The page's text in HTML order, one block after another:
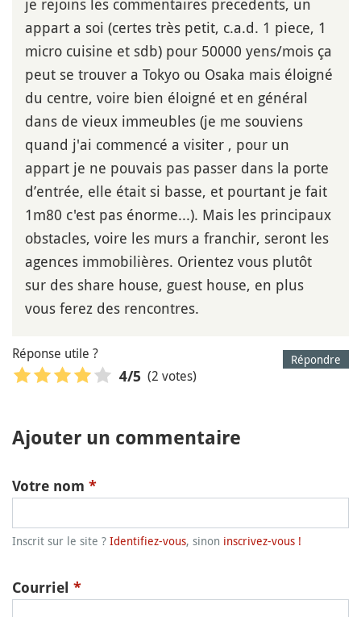
appart a soi (certes très petit, c.a.d. 1 piece, 1
micro cuisine et sdb) pour 50000 yens/mois ça
peut se trouver a Tokyo ou Osaka mais éloigné
du centre, voire bien éloigné et en général
dans de vieux immeubles (je me souviens
quand j'ai commencé a visiter , pour un
appart je ne pouvais pas passer dans la porte
d’entrée, elle était si basse, et pourtant je fait
1m80 c'est pas énorme...). Mais les principaux
obstacles, voire les murs a franchir, seront les
agences immobilières. Orientez vous plutôt
sur des share house, guest house, en plus
vous ferez des rencontres.
Répondre
Réponse utile ?
4/5 (2 votes)
Ajouter un commentaire
Votre nom *
Inscrit sur le site ? Identifiez-vous, sinon inscrivez-vous !
Courriel *